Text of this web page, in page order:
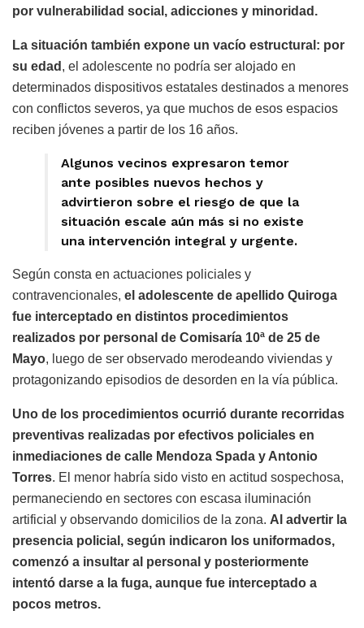
por vulnerabilidad social, adicciones y minoridad.
La situación también expone un vacío estructural: por
su edad , el adolescente no podría ser alojado en
determinados dispositivos estatales destinados a menores
con conflictos severos, ya que muchos de esos espacios
reciben jóvenes a partir de los 16 años.
Algunos vecinos expresaron temor
ante posibles nuevos hechos y
advirtieron sobre el riesgo de que la
situación escale aún más si no existe
una intervención integral y urgente.
Según consta en actuaciones policiales y
contravencionales, el adolescente de apellido Quiroga
fue interceptado en distintos procedimientos
realizados por personal de Comisaría 10ª de 25 de
Mayo, luego de ser observado merodeando viviendas y
protagonizando episodios de desorden en la vía pública.
Uno de los procedimientos ocurrió durante recorridas
preventivas realizadas por efectivos policiales en
inmediaciones de calle Mendoza Spada y Antonio
Torres. El menor habría sido visto en actitud sospechosa,
permaneciendo en sectores con escasa iluminación
artificial y observando domicilios de la zona. Al advertir la
presencia policial, según indicaron los uniformados,
comenzó a insultar al personal y posteriormente
intentó darse a la fuga, aunque fue interceptado a
pocos metros.